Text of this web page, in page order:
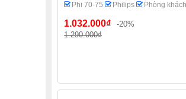
Phi 70-75
Philips Phòng khách
1.032.000₫
-20%
1.290.000₫